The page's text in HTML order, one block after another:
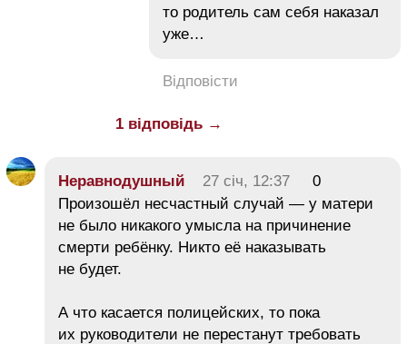
то родитель сам себя наказал
уже…
Відповісти
1 відповідь →
Неравнодушный 27 січ, 12:37
0
Произошёл несчастный случай — у матери
не было никакого умысла на причинение
смерти ребёнку. Никто её наказывать
не будет.
А что касается полицейских, то пока
их руководители не перестанут требовать